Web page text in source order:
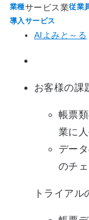
業種サービス業従業
導入サービス
AIよみと～る
お客様の課
帳票
業に
デー
のチ
トライアル